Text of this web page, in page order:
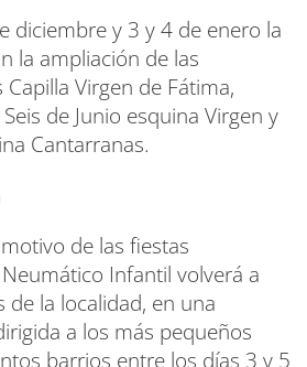
diciembre y 3 y 4 de enero la
la ampliación de las
Virgen de Fátima,
de Junio esquina Virgen y
Cantarranas.
de las fiestas
Infantil volverá a
de la localidad, en una
a los más pequeños
barrios entre los días 3 y 5